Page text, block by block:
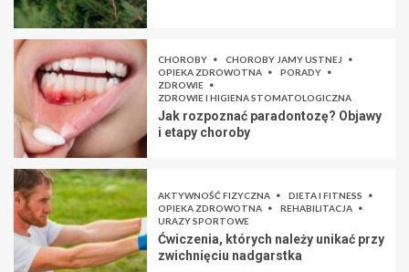
CHOROBY
CHOROBY JAMY USTNEJ
OPIEKA ZDROWOTNA
PORADY
ZDROWIE
ZDROWIE I HIGIENA STOMATOLOGICZNA
Jak rozpoznać paradontozę? Objawy
i etapy choroby
AKTYWNOŚĆ FIZYCZNA
DIETA I FITNESS
OPIEKA ZDROWOTNA
REHABILITACJA
URAZY SPORTOWE
Ćwiczenia, których należy unikać przy
zwichnięciu nadgarstka